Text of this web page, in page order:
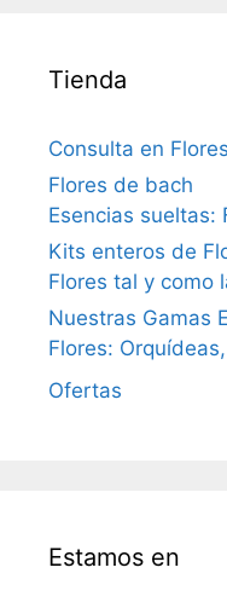
Tienda
Consulta en
Flores de bach
Esencias sueltas:
Kits enteros de
Flores tal y como
Nuestras Gamas
Flores:
Ofertas
Estamos en